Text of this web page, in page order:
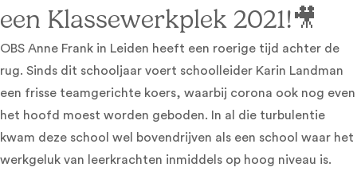
een Klassewerkplek 2021!🎥
OBS Anne Frank in Leiden heeft een roerige tijd achter de
rug. Sinds dit schooljaar voert schoolleider Karin Landman
een frisse teamgerichte koers, waarbij corona ook nog even
het hoofd moest worden geboden. In al die turbulentie
kwam deze school wel bovendrijven als een school waar het
werkgeluk van leerkrachten inmiddels op hoog niveau is.